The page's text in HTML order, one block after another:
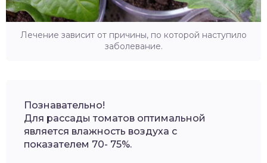
Лечение зависит от причины, по которой наступило
заболевание.
Познавательно!
Для рассады томатов оптимальной
является влажность воздуха с
показателем 70- 75%.